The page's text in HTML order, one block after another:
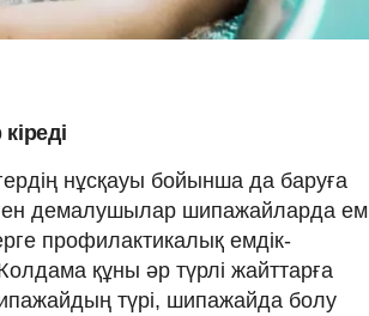
нұсқауы бойынша да баруға
демалушылар шипажайларда ем
профилактикалық емдік-
құны әр түрлі жайттарға
түрі, шипажайда болу